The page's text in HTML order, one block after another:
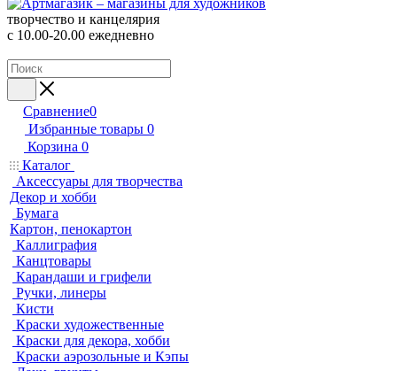
творчество и канцелярия
с 10.00-20.00 ежедневно
Сравнение0
Избранные товары 0
Корзина 0
Каталог
Аксессуары для творчества
Декор и хобби
Бумага
Картон, пенокартон
Каллиграфия
Канцтовары
Карандаши и грифели
Ручки, линеры
Кисти
Краски художественные
Краски для декора, хобби
Краски аэрозольные и Кэпы